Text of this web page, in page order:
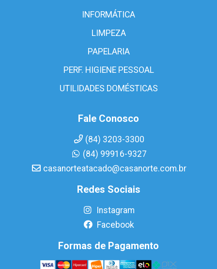
INFORMÁTICA
LIMPEZA
PAPELARIA
PERF. HIGIENE PESSOAL
UTILIDADES DOMÉSTICAS
Fale Conosco
(84) 3203-3300
(84) 99916-9327
casanorteatacado@casanorte.com.br
Redes Sociais
Instagram
Facebook
Formas de Pagamento